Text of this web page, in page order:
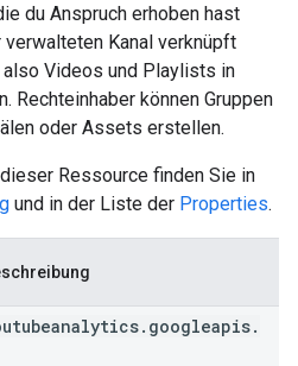
du Anspruch erhoben hast
Kanal verknüpft
also Videos und Playlists in
Rechteinhaber können Gruppen
oder Assets erstellen.
Ressource finden Sie in
und in der Liste der Properties.
. googleapis.